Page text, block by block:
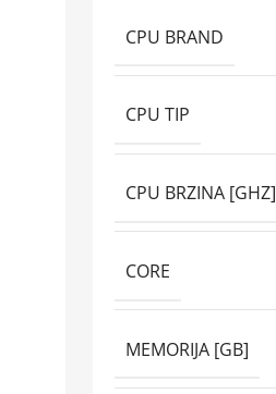
CPU BRAND
CPU TIP
CPU BRZINA [GHZ]
CORE
MEMORIJA [GB]